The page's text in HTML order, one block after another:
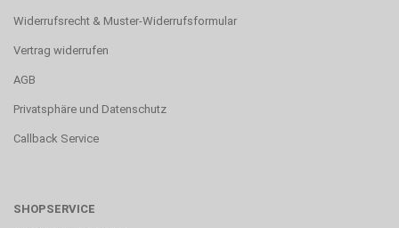
Widerrufsrecht & Muster-Widerrufsformular
Vertrag widerrufen
AGB
Privatsphäre und Datenschutz
Callback Service
SHOPSERVICE